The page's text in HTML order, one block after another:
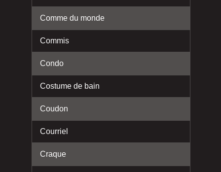
Comme du monde
Commis
Condo
Costume de bain
Coudon
Courriel
Craque